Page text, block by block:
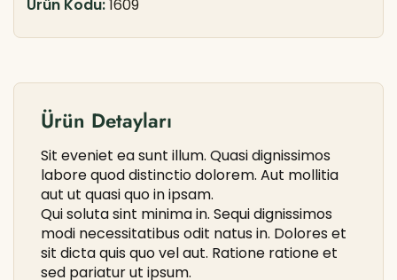
Ürün Kodu:1609
Ürün Detayları
Sit eveniet ea sunt illum. Quasi dignissimos
labore quod distinctio dolorem. Aut mollitia
aut ut quasi quo in ipsam.
Qui soluta sint minima in. Sequi dignissimos
modi necessitatibus odit natus in. Dolores et
sit dicta quis quo vel aut. Ratione ratione et
sed pariatur ut ipsum.